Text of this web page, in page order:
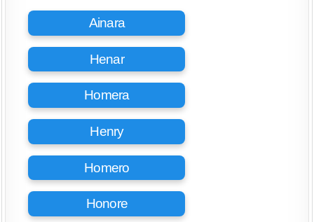
Ainara
Henar
Homera
Henry
Homero
Honore